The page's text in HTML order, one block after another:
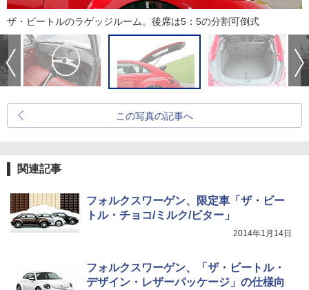
ザ・ビートルのラゲッジルーム。後席は5：5の分割可倒式
この写真の記事へ
関連記事
フォルクスワーゲン、限定車「ザ・ビー
トル・チョコ/ミルク/ビター」
2014年1月14日
フォルクスワーゲン、「ザ・ビートル・
デザイン・レザーパッケージ」の仕様向